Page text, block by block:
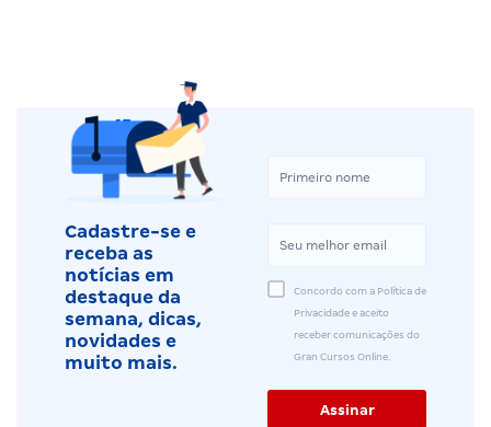
Cadastre-se e
receba as
notícias em
destaque da
semana, dicas,
novidades e
muito mais.
Concordo com a Política de
Privacidade e aceito
receber comunicações do
Gran Cursos Online.